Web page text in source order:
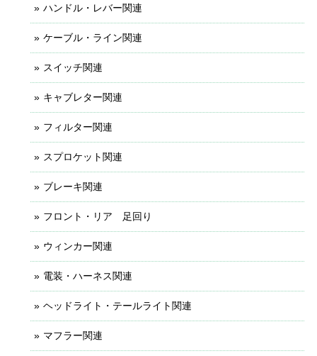
ハンドル・レバー関連
ケーブル・ライン関連
スイッチ関連
キャブレター関連
フィルター関連
スプロケット関連
ブレーキ関連
フロント・リア 足回り
ウィンカー関連
電装・ハーネス関連
ヘッドライト・テールライト関連
マフラー関連